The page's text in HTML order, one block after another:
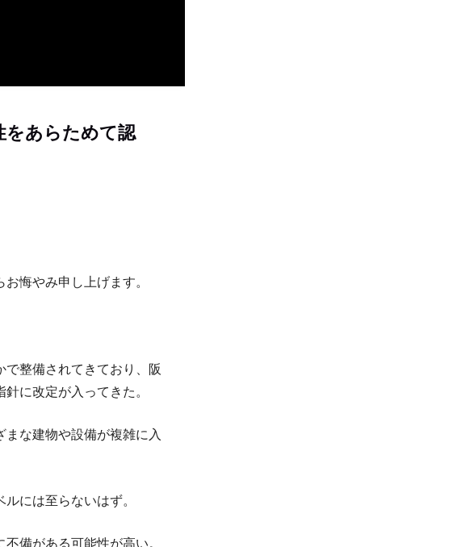
をあらためて認
悔やみ申し上げます。
整備されてきており、阪
に改定が入ってきた。
な建物や設備が複雑に入
には至らないはず。
備がある可能性が高い。